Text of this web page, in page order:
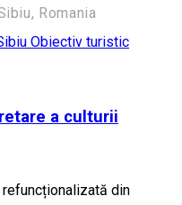
Romania
Obiectiv turistic
a culturii
din